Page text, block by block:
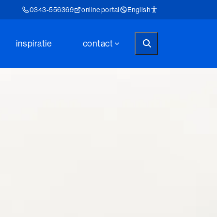
0343-556369 online portal English
inspiratie contact